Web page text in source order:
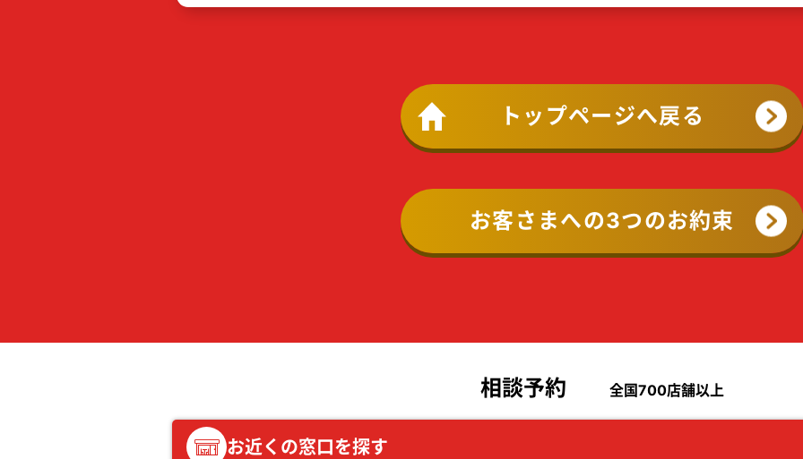
トップページへ戻る
お客さまへの3つのお約束
相談予約 全国700店舗以上
お近くの窓口を探す